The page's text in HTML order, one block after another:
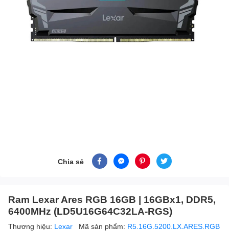
Chia sẻ
Ram Lexar Ares RGB 16GB | 16GBx1, DDR5,
6400MHz (LD5U16G64C32LA-RGS)
Thương hiệu: Lexar Mã sản phẩm: R5.16G.5200.LX.ARES.RGB